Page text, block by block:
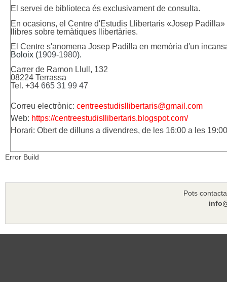
El servei de biblioteca és exclusivament de consulta.
En ocasions, el Centre d'Estudis Llibertaris «Josep
llibres sobre temàtiques llibertàries.
El Centre s'anomena Josep Padilla en memòria d'un
Boloix (1909-1980).
Carrer de Ramon Llull, 132
08224 Terrassa
Tel. +34 665 31 99 47
Correu electrònic: centreestudisllibertaris@gmail.com
Web: https://centreestudisllibertaris.blogspot.com/
Horari: Obert de dilluns a divendres, de les 16:00 a les
Error Build
Pots